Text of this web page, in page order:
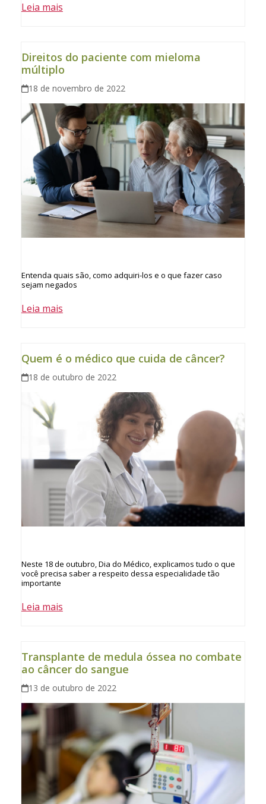
Leia mais
Direitos do paciente com mieloma
múltiplo
18 de novembro de 2022
Entenda quais são, como adquiri-los e o que fazer caso
sejam negados
Leia mais
Quem é o médico que cuida de câncer?
18 de outubro de 2022
Neste 18 de outubro, Dia do Médico, explicamos tudo o que
você precisa saber a respeito dessa especialidade tão
importante
Leia mais
Transplante de medula óssea no combate
ao câncer do sangue
13 de outubro de 2022